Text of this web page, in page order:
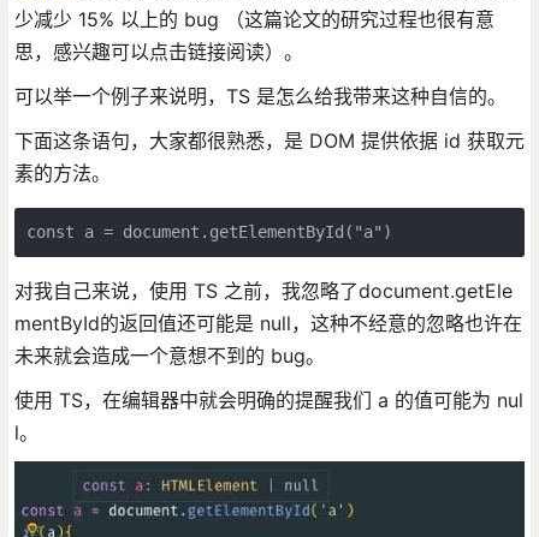
少减少 15% 以上的 bug （这篇论文的研究过程也很有意
思，感兴趣可以点击链接阅读）。
可以举一个例子来说明，TS 是怎么给我带来这种自信的。
下面这条语句，大家都很熟悉，是 DOM 提供依据 id 获取元
素的方法。
const a = document.getElementById("a")
对我自己来说，使用 TS 之前，我忽略了document.getEle
mentById的返回值还可能是 null，这种不经意的忽略也许在
未来就会造成一个意想不到的 bug。
使用 TS，在编辑器中就会明确的提醒我们 a 的值可能为 nul
l。